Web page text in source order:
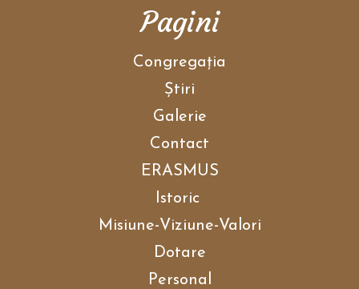
Pagini
Congregaţia
Ştiri
Galerie
Contact
ERASMUS
Istoric
Misiune-Viziune-Valori
Dotare
Personal